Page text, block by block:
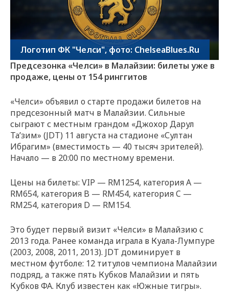
Логотип ФК "Челси", фото: ChelseaBlues.Ru
Предсезонка «Челси» в Малайзии: билеты уже в
продаже, цены от 154 ринггитов
«Челси» объявил о старте продажи билетов на
предсезонный матч в Малайзии. Сильные
сыграют с местным грандом «Джохор Дарул
Та’зим» (JDT) 11 августа на стадионе «Султан
Ибрагим» (вместимость — 40 тысяч зрителей).
Начало — в 20:00 по местному времени.
Цены на билеты: VIP — RM1254, категория A —
RM654, категория B — RM454, категория C —
RM254, категория D — RM154.
Это будет первый визит «Челси» в Малайзию с
2013 года. Ранее команда играла в Куала-Лумпуре
(2003, 2008, 2011, 2013). JDT доминирует в
местном футболе: 12 титулов чемпиона Малайзии
подряд, а также пять Кубков Малайзии и пять
Кубков ФА. Клуб известен как «Южные тигры».